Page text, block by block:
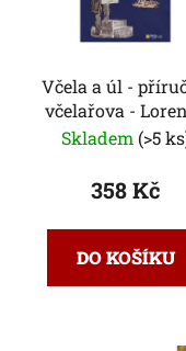
Včela a úl -
včelařova -
Lorraine
Skladem (>5
358 Kč
DO KOŠÍKU